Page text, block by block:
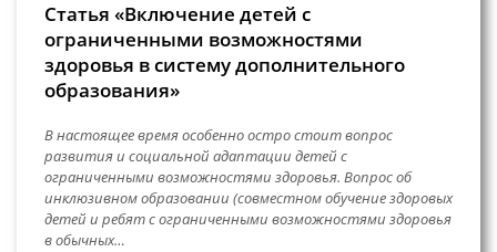
Статья «Включение детей с
ограниченными возможностями
здоровья в систему дополнительного
образования»
В настоящее время особенно остро стоит вопрос
развития и социальной адаптации детей с
ограниченными возможностями здоровья. Вопрос об
инклюзивном образовании (совместном обучение здоровых
детей и ребят с ограниченными возможностями здоровья
в обычных…